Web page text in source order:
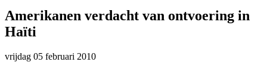
Amerikanen verdacht van ontvoering in
Haïti
vrijdag 05 februari 2010